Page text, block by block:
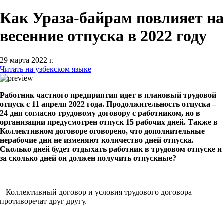
Как Ураза-байрам повлияет на
весенние отпуска в 2022 году
29 марта 2022 г.
Читать на узбекском языке
Работник частного предприятия идет в плановый трудовой
отпуск с 11 апреля 2022 года. Продолжительность отпуска –
24 дня согласно трудовому договору с работником, но в
организации предусмотрен отпуск 15 рабочих дней. Также в
Коллективном договоре оговорено, что дополнительные
нерабочие дни не изменяют количество дней отпуска.
Сколько дней будет отдыхать работник в трудовом отпуске и
за сколько дней он должен получить отпускные?
– Коллективный договор и условия трудового договора
противоречат друг другу.